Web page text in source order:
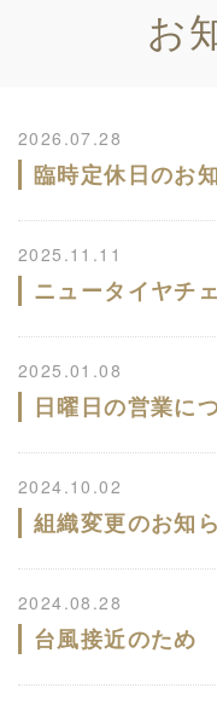
お
2026.07.28
臨時定休日のお
2025.11.11
ニュータイヤチ
2025.01.08
日曜日の営業に
2024.10.02
組織変更のお知
2024.08.28
台風接近のため